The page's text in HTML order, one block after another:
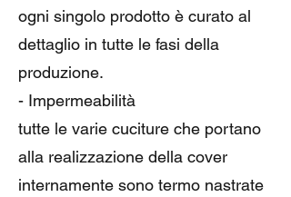
ogni singolo prodotto è curato al
dettaglio in tutte le fasi della
produzione.
- Impermeabilità
tutte le varie cuciture che portano
alla realizzazione della cover
internamente sono termo nastrate